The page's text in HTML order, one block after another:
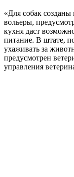
«Для собак
вольеры,
кухня даст
питание. В штате,
ухаживать за
предусмотрен
управления